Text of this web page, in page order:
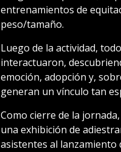
entrenamientos de
peso/tamaño.
Luego de la actividad,
interactuaron,
emoción, adopción y,
generan un vínculo tan
Como cierre de la
una exhibición de
asistentes al lanzamiento